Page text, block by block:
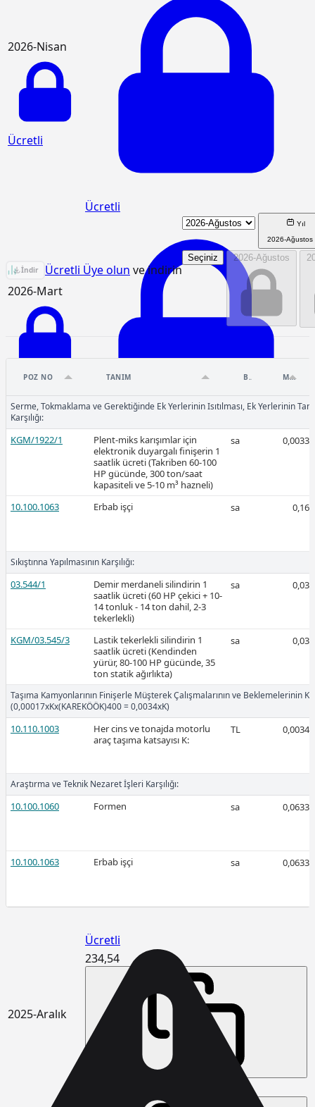
2026-Nisan
Ücretli
Ücretli
2026-Mart
Ücretli
Ücretli
Ücretli
2026-Ocak
Ücretli
2025-Aralık
234,54
KGM/4438 Birim Fiyat Analizi
İndir Ücretli Üye olun ve indirin
Yıl
2026-Ağustos
Seçiniz 2026-Ağustos
POZ NO TANIM BIRIM MIKTAR
Serme, Tokmaklama ve Gerektiğinde Ek Yerlerinin Isıtılması, Ek Yerlerinin
Karşılığı:
KGM/1922/1
Plent-miks karışımlar için
elektronik duyargalı finişerin 1
saatlik ücreti (Takriben 60-100
HP gücünde, 300 ton/saat
kapasiteli ve 5-10 m³ hazneli)
sa 0,0033
10.100.1063 Erbab işçi sa 0,16
Sıkıştınna Yapılmasının Karşılığı:
03.544/1
Demir merdaneli silindirin 1
saatlik ücreti (60 HP çekici + 10-
14 tonluk - 14 ton dahil, 2-3
tekerlekli)
sa 0,03
KGM/03.545/3
Lastik tekerlekli silindirin 1
saatlik ücreti (Kendinden
yürür, 80-100 HP gücünde, 35
ton statik ağırlıkta)
sa 0,03
Taşıma Kamyonlarının Finişerle Müşterek Çalışmalarının ve Beklemelerinin
(0,00017xKx(KAREKÖÖK)400 = 0,0034xK)
10.110.1003
Her cins ve tonajda motorlu
araç taşıma katsayısı K:
TL 0,0034
Araştırma ve Teknik Nezaret İşleri Karşılığı:
10.100.1060 Formen sa 0,0633
10.100.1063 Erbab işçi sa 0,0633